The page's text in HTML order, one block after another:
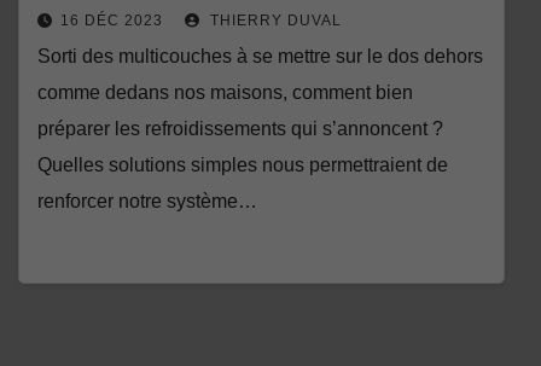
16 DÉC 2023 THIERRY DUVAL
Sorti des multicouches à se mettre sur le dos dehors
comme dedans nos maisons, comment bien
préparer les refroidissements qui s’annoncent ?
Quelles solutions simples nous permettraient de
renforcer notre système…